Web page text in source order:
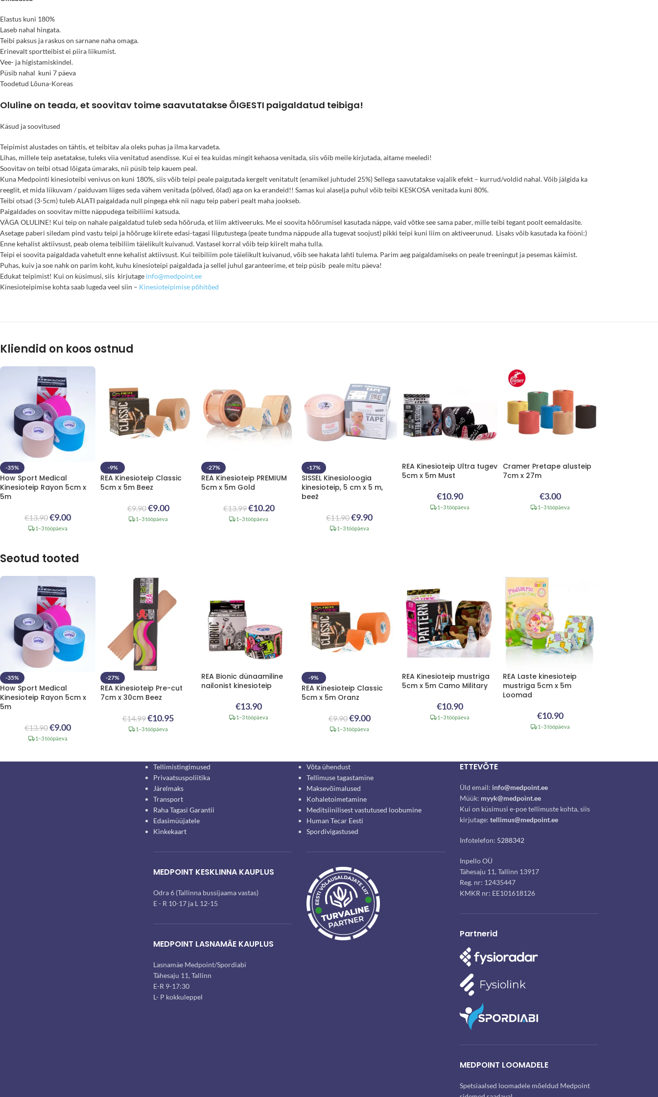
Elastus kuni 180%
Laseb nahal hingata.
Teibi paksus ja raskus on sarnane naha omaga.
Erinevalt sportteibist ei piira liikumist.
Vee- ja higistamiskindel.
Püsib nahal kuni 7 päeva
Toodetud Lõuna-Koreas
Oluline on teada, et soovitav toime saavutatakse ÕIGESTI paigaldatud teibiga!
Käsud ja soovitused
Teipimist alustades on tähtis, et teibitav ala oleks puhas ja ilma karvadeta.
Lihas, millele teip asetatakse, tuleks viia venitatud asendisse. Kui ei tea kuidas mingit kehaosa venitada, siis võib meile kirjutada, aitame meeledi!
Soovitav on teibi otsad lõigata ümaraks, nii püsib teip kauem peal.
Kuna Medpointi kinesioteibi venivus on kuni 180%, siis võib teipi peale paigutada kergelt venitatult (enamikel juhtudel 25%) Sellega saavutatakse vajalik efekt – kurrud/voldid nahal. Võib jälgida ka
reeglit, et mida liikuvam / paiduvam liiges seda vähem venitada (põlved, õlad) aga on ka erandeid!! Samas kui alaselja puhul võib teibi KESKOSA venitada kuni 80%.
Teibi otsad (3-5cm) tuleb ALATI paigaldada null pingega ehk nii nagu teip paberi pealt maha jookseb.
Paigaldades on soovitav mitte näppudega teibiliimi katsuda.
VÄGA OLULINE! Kui teip on nahale paigaldatud tuleb seda hõõruda, et liim aktiveeruks. Me ei soovita hõõrumisel kasutada näppe, vaid võtke see sama paber, mille teibi tegant poolt eemaldasite.
Asetage paberi siledam pind vastu teipi ja hõõruge kiirete edasi-tagasi liigutustega (peate tundma näppude alla tugevat soojust) pikki teipi kuni liim on aktiveerunud. Lisaks võib kasutada ka fööni:)
Enne kehalist aktiivsust, peab olema teibiliim täielikult kuivanud. Vastasel korral võib teip kiirelt maha tulla.
Teipi ei soovita paigaldada vahetult enne kehalist aktiivsust. Kui teibiliim pole täielikult kuivanud, võib see hakata lahti tulema. Parim aeg paigaldamiseks on peale treeningut ja pesemas käimist.
Puhas, kuiv ja soe nahk on parim koht, kuhu kinesioteipi paigaldada ja sellel juhul garanteerime, et teip püsib peale mitu päeva!
Edukat teipimist! Kui on küsimusi, siis kirjutage info@medpoint.ee
Kinesioteipimise kohta saab lugeda veel siin – Kinesioteipimise põhitõed
Kliendid on koos ostnud
-35%
How Sport Medical
Kinesioteip Rayon 5cm x
5m
€13.90€9.00
1–3 tööpäeva
-9%
REA Kinesioteip Classic
5cm x 5m Beez
€9.90€9.00
1–3 tööpäeva
-27%
REA Kinesioteip PREMIUM
5cm x 5m Gold
€13.99€10.20
1–3 tööpäeva
-17%
SISSEL Kinesioloogia
kinesioteip, 5 cm x 5 m,
beež
€11.90€9.90
1–3 tööpäeva
REA Kinesioteip Ultra tugev
5cm x 5m Must
€10.90
1–3 tööpäeva
Cramer Pretape alusteip
7cm x 27m
€3.00
1–3 tööpäeva
Seotud tooted
-35%
How Sport Medical
Kinesioteip Rayon 5cm x
5m
€13.90€9.00
1–3 tööpäeva
-27%
REA Kinesioteip Pre-cut
7cm x 30cm Beez
€14.99€10.95
1–3 tööpäeva
REA Bionic dünaamiline
nailonist kinesioteip
€13.90
1–3 tööpäeva
-9%
REA Kinesioteip Classic
5cm x 5m Oranz
€9.90€9.00
1–3 tööpäeva
REA Kinesioteip mustriga
5cm x 5m Camo Military
€10.90
1–3 tööpäeva
REA Laste kinesioteip
mustriga 5cm x 5m
Loomad
€10.90
1–3 tööpäeva
Tellimistingimused
Privaatsuspoliitika
Järelmaks
Transport
Raha Tagasi Garantii
Edasimüüjatele
Kinkekaart
MEDPOINT KESKLINNA KAUPLUS
Odra 6 (Tallinna bussijaama vastas)
E - R 10-17 ja L 12-15
MEDPOINT LASNAMÄE KAUPLUS
Lasnamäe Medpoint/Spordiabi
Tähesaju 11, Tallinn
E-R 9-17:30
L- P kokkuleppel
Võta ühendust
Tellimuse tagastamine
Maksevõimalused
Kohaletoimetamine
Meditsiinilisest vastutused loobumine
Human Tecar Eesti
Spordivigastused
ETTEVÕTE
Üld email: info@medpoint.ee
Müük: myyk@medpoint.ee
Kui on küsimusi e-poe tellimuste kohta, siis
kirjutage: tellimus@medpoint.ee
Infotelefon: 5288342
Inpello OÜ
Tähesaju 11, Tallinn 13917
Reg. nr: 12435447
KMKR nr: EE101618126
Partnerid
MEDPOINT LOOMADELE
Spetsiaalsed loomadele mõeldud Medpoint